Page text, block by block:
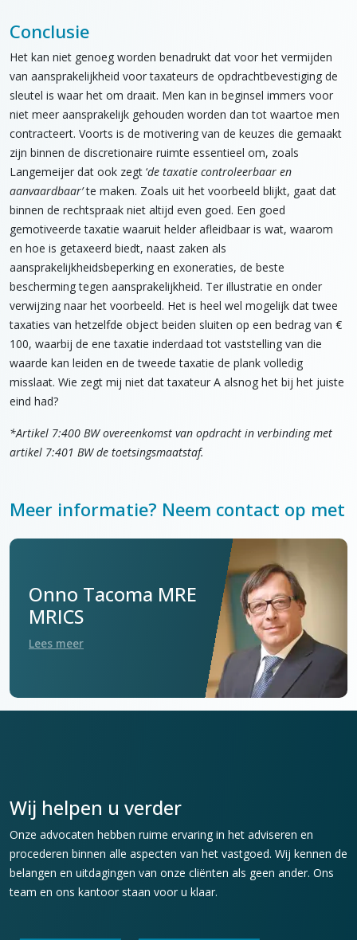
Conclusie
Het kan niet genoeg worden benadrukt dat voor het vermijden
van aansprakelijkheid voor taxateurs de opdrachtbevestiging de
sleutel is waar het om draait. Men kan in beginsel immers voor
niet meer aansprakelijk gehouden worden dan tot waartoe men
contracteert. Voorts is de motivering van de keuzes die gemaakt
zijn binnen de discretionaire ruimte essentieel om, zoals
Langemeijer dat ook zegt ‘de taxatie controleerbaar en
aanvaardbaar’te maken. Zoals uit het voorbeeld blijkt, gaat dat
binnen de rechtspraak niet altijd even goed. Een goed
gemotiveerde taxatie waaruit helder afleidbaar is wat, waarom
en hoe is getaxeerd biedt, naast zaken als
aansprakelijkheidsbeperking en exoneraties, de beste
bescherming tegen aansprakelijkheid. Ter illustratie en onder
verwijzing naar het voorbeeld. Het is heel wel mogelijk dat twee
taxaties van hetzelfde object beiden sluiten op een bedrag van €
100, waarbij de ene taxatie inderdaad tot vaststelling van die
waarde kan leiden en de tweede taxatie de plank volledig
misslaat. Wie zegt mij niet dat taxateur A alsnog het bij het juiste
eind had?
*Artikel 7:400 BW overeenkomst van opdracht in verbinding met
artikel 7:401 BW de toetsingsmaatstaf.
Meer informatie? Neem contact op met
Onno Tacoma MRE
MRICS
Lees meer
Wij helpen u verder
Onze advocaten hebben ruime ervaring in het adviseren en
procederen binnen alle aspecten van het vastgoed. Wij kennen de
belangen en uitdagingen van onze cliënten als geen ander. Ons
team en ons kantoor staan voor u klaar.